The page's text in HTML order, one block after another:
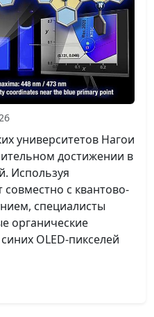
университетов Нагои
достижении в
Используя
совместно с квантово-
специалисты
органические
OLED-пикселей